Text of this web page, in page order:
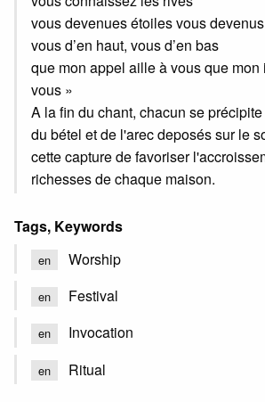
vous devenues étoiles vous
vous d’en haut, vous d’en bas
que mon appel aille à vous que
vous »
A la fin du chant, chacun se
du bétel et de l'arec deposés sur le
cette capture de favoriser
richesses de chaque maison.
Tags, Keywords
en Worship
en Festival
en Invocation
en Ritual